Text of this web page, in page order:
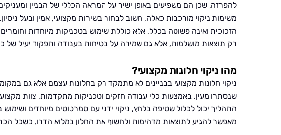
להפרזה, שכן הם משפיעים באופן ישיר על המראה הכללי של הבניין
משימות ניקוי מורכבות כאלה, חשוב לבחור בשירות מקצועי, אמין ובעל
הזכוכית ואינה פשוטה בכלל, אלא כוללת שימוש בטכניקות מיוחדות
רק תוצאות מושלמות, אלא גם שמירה על בטיחות בעבודה ותפקוד יעיל של
מהו ניקוי חלונות מקצועי?
ניקוי חלונות מקצועי בבניינים לא מתמקד רק בחלונות עצמם אלא גם
שנסתרו מעין. באמצעות כלי עבודה חזקים וטכניקות מתקדמות, צוות
התהליך יכול לכלול שטיפה בלחץ, ניקוי ידני עם סמרטוטים מיוחדים
מאפשר להגיע לתוצאות מדהימות ולחשוף את החלון במלוא הדרו, כשכל